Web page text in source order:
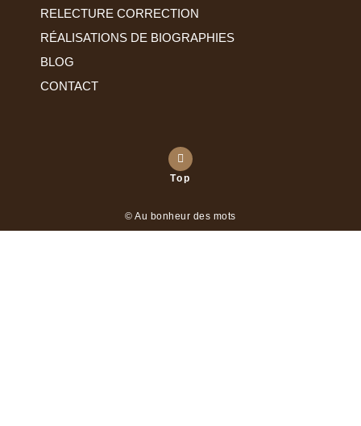
RELECTURE CORRECTION
RÉALISATIONS DE BIOGRAPHIES
BLOG
CONTACT
Top
© Au bonheur des mots